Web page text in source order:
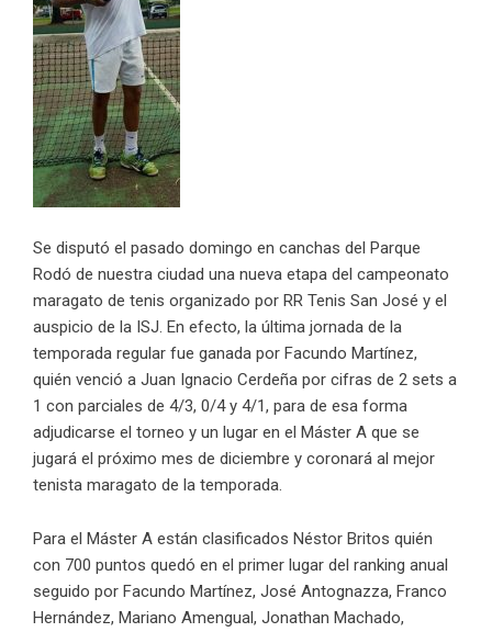
Se disputó el pasado domingo en canchas del Parque
Rodó de nuestra ciudad una nueva etapa del campeonato
maragato de tenis organizado por RR Tenis San José y el
auspicio de la ISJ. En efecto, la última jornada de la
temporada regular fue ganada por Facundo Martínez,
quién venció a Juan Ignacio Cerdeña por cifras de 2 sets a
1 con parciales de 4/3, 0/4 y 4/1, para de esa forma
adjudicarse el torneo y un lugar en el Máster A que se
jugará el próximo mes de diciembre y coronará al mejor
tenista maragato de la temporada.
Para el Máster A están clasificados Néstor Britos quién
con 700 puntos quedó en el primer lugar del ranking anual
seguido por Facundo Martínez, José Antognazza, Franco
Hernández, Mariano Amengual, Jonathan Machado,